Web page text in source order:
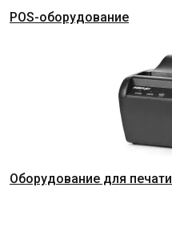
POS-оборудование
Оборудование для печати